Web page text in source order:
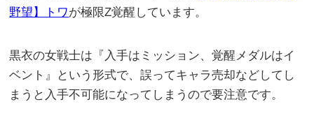
野望】トワが極限Z覚醒しています。
黒衣の女戦士は『入手はミッション、覚醒メダルはイ
ベント』という形式で、誤ってキャラ売却などしてし
まうと入手不可能になってしまうので要注意です。